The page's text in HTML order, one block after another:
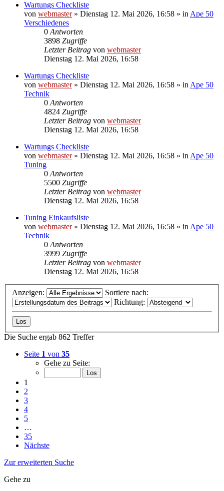
Wartungs Checkliste
von webmaster» Dienstag 12. Mai 2026, 16:58 » in Ape 50
Verschiedenes
0 Antworten
3898 Zugriffe
Letzter Beitrag von webmaster
Dienstag 12. Mai 2026, 16:58
Wartungs Checkliste
von webmaster» Dienstag 12. Mai 2026, 16:58 » in Ape 50
Technik
0 Antworten
4824 Zugriffe
Letzter Beitrag von webmaster
Dienstag 12. Mai 2026, 16:58
Wartungs Checkliste
von webmaster» Dienstag 12. Mai 2026, 16:58 » in Ape 50
Tuning
0 Antworten
5500 Zugriffe
Letzter Beitrag von webmaster
Dienstag 12. Mai 2026, 16:58
Tuning Einkaufsliste
von webmaster» Dienstag 12. Mai 2026, 16:58 » in Ape 50
Technik
0 Antworten
3999 Zugriffe
Letzter Beitrag von webmaster
Dienstag 12. Mai 2026, 16:58
Anzeigen:
Sortiere nach:
Richtung:
Die Suche ergab 862 Treffer
Seite 1 von 35
Gehe zu Seite:
1
2
3
4
5
…
35
Nächste
Zur erweiterten Suche
Gehe zu